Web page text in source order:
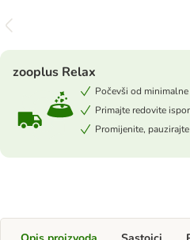
zooplus Relax
Počevši od
Primajte redovite
Promijenite,